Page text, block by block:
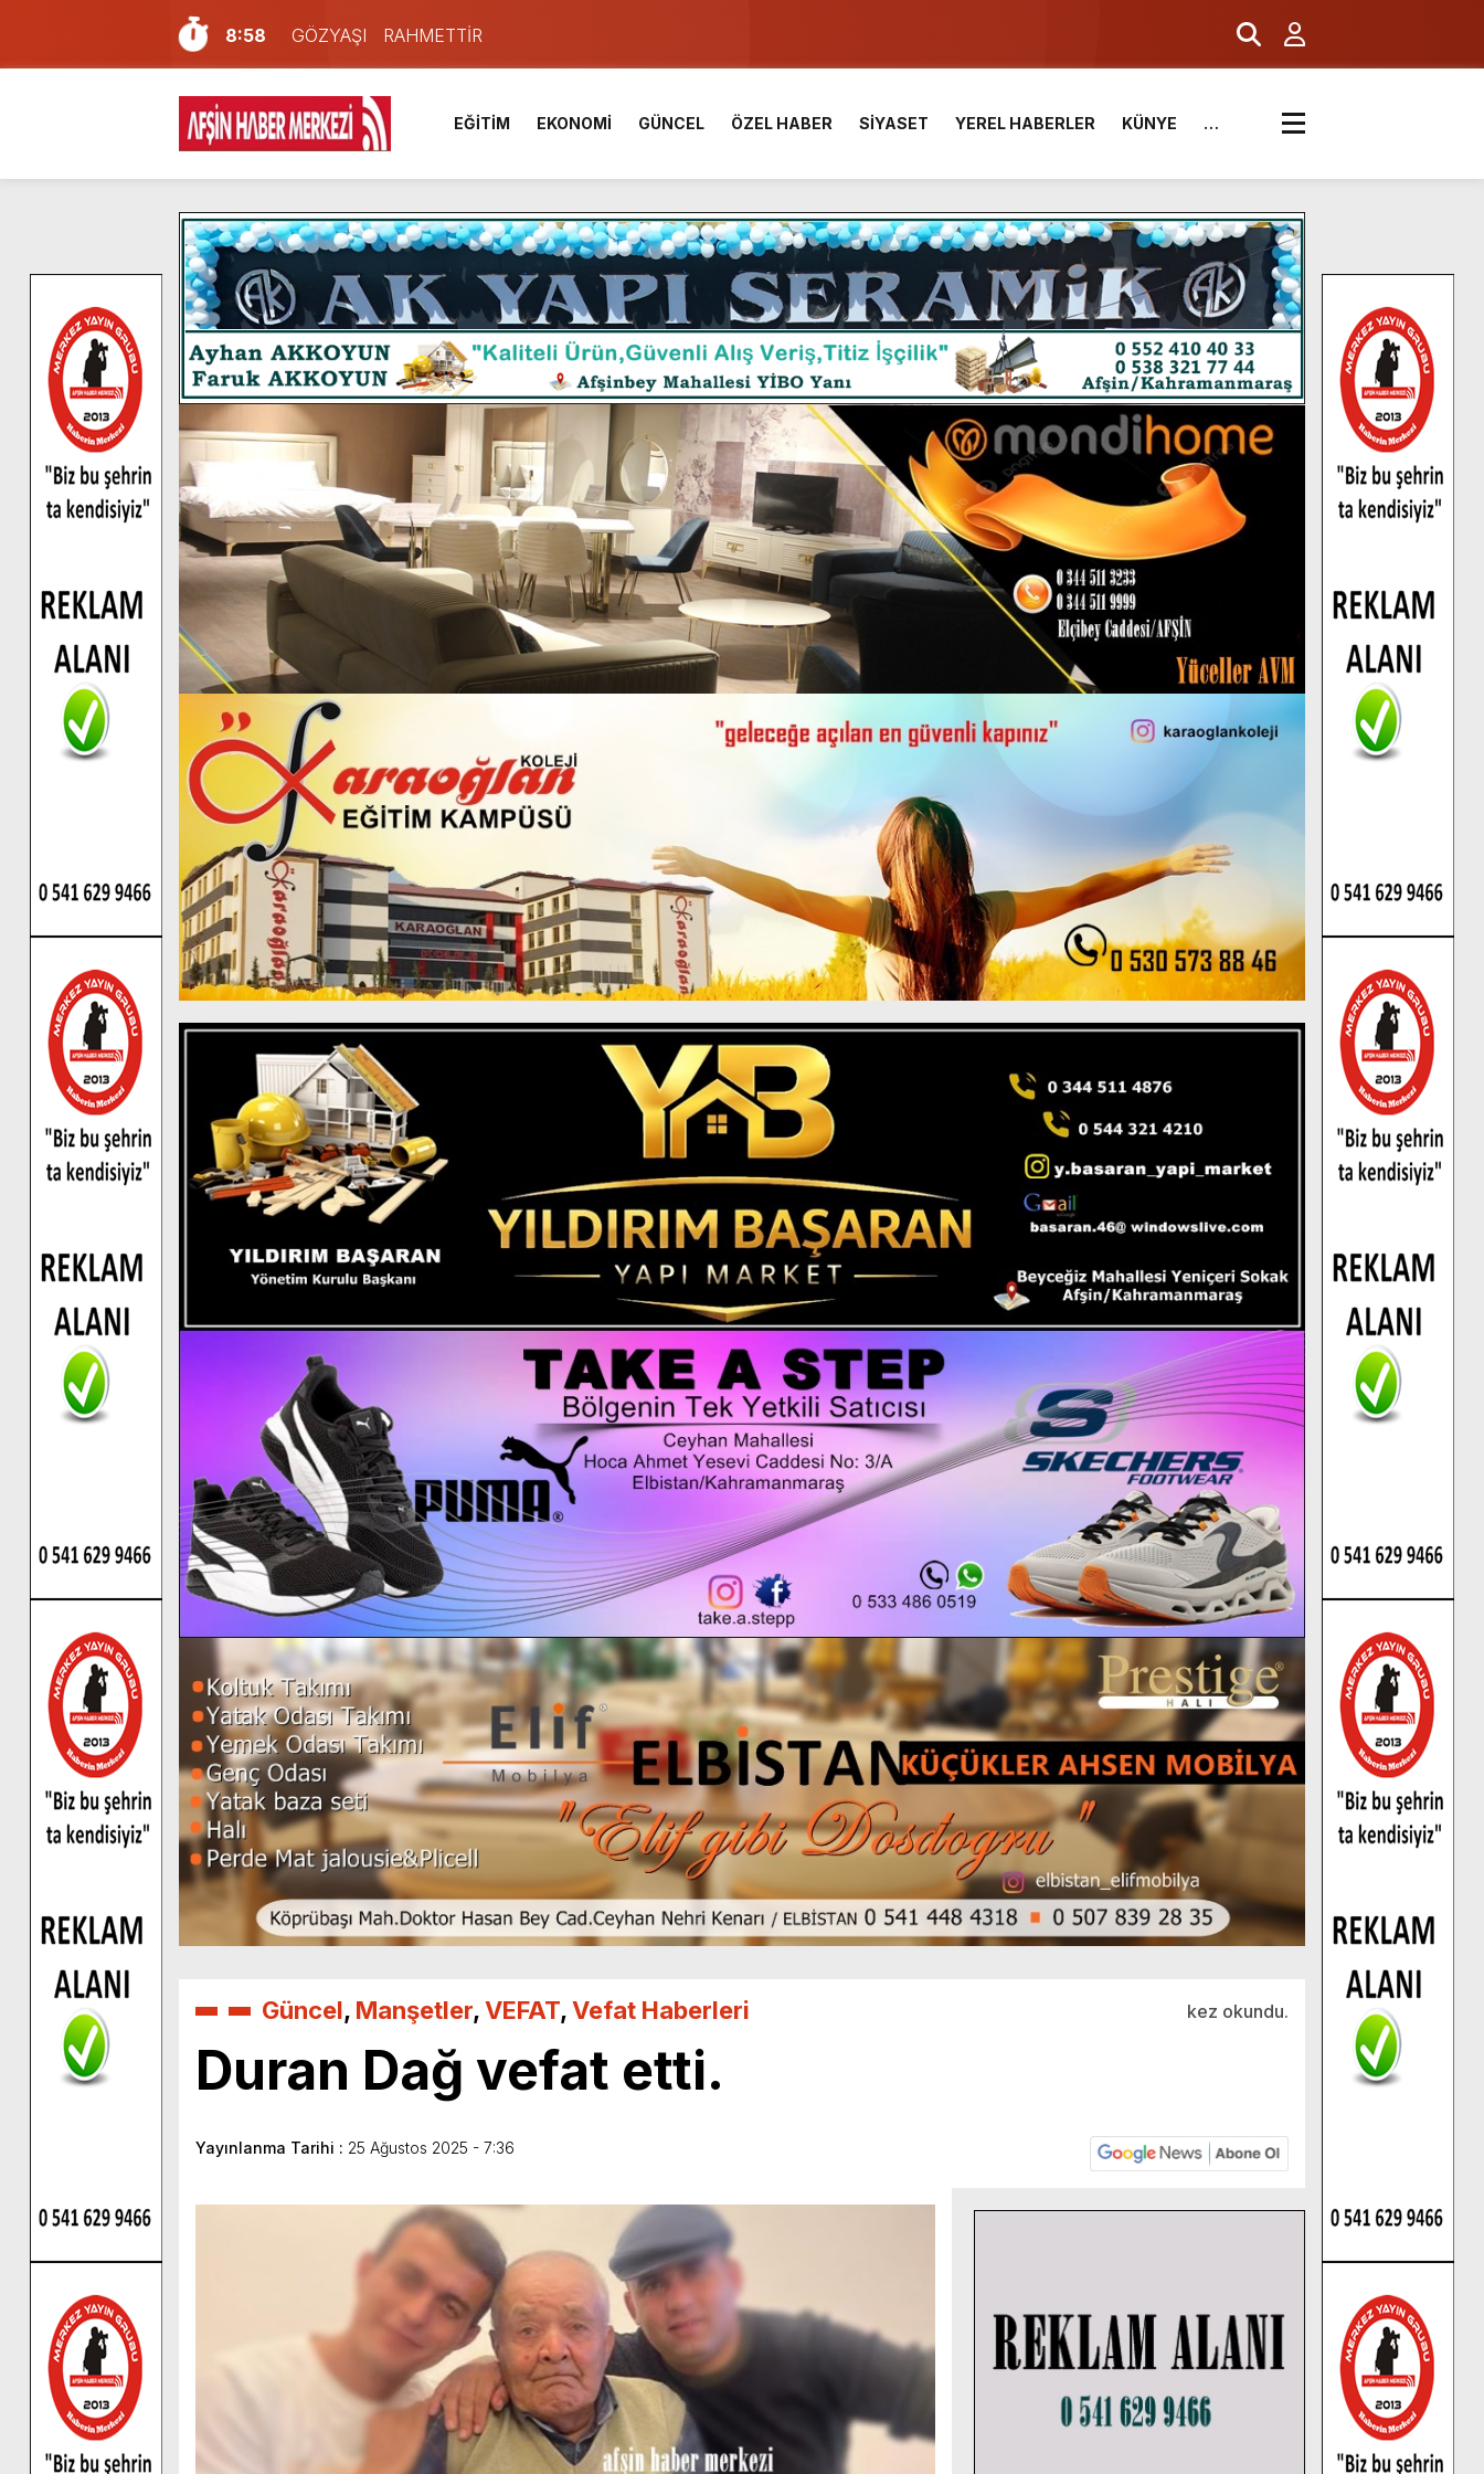
8:58
GÖZYAŞI RAHMETTİR
7:57
Afşin Sağlık Yüksek Okulu ve Meslek Yüksek Okulunda görev değişimi!
6:31
Onikişubat Belediyesi’nin Üniversite Hazırlık Kursu başvurularında son gün 7 Ağustos.
16:10
Uluslararası Bisiklet Yarışması’nda En Zorlu Etap Tamamlandı.
13:27
NOTER ONAYLI TYP LİSTESİ YAYINLANDI.
11:22
KAFUM Fuar Alanı Bulut ve Yavuz’un Ezgileriyle Şenlendi.
8:06
Afşinli bir hemşehrimizin de olduğu Filistin Konvoyu, güçlenerek ilerliyor.
14:05
Madrigal, Perşembe Günü KAFUM’da Sahne Alacak.
7:39
KEDİNİZ Mİ VAR?
4:58
İklim Dirençli Tarım İçin Güç Birliği.
EĞİTİM EKONOMİ GÜNCEL ÖZEL HABER SİYASET YEREL HABERLER KÜNYE …
Güncel, Manşetler,VEFAT,Vefat Haberleri kez okundu.
Duran Dağ vefat etti.
Yayınlanma Tarihi : 25 Ağustos 2025 - 7:36